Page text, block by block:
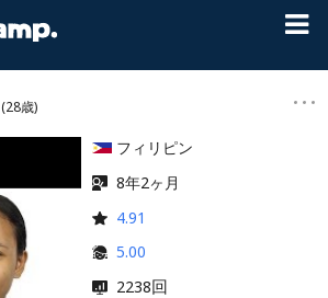
(28歳)
フィリピン
8年2ヶ月
4.91
5.00
2238回